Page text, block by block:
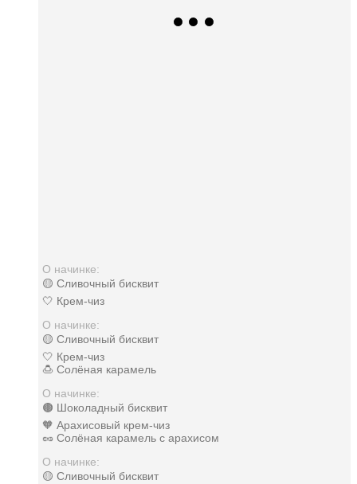
О начинке:
🟡 Сливочный бисквит
🤍 Крем-чиз
О начинке:
🟡 Сливочный бисквит
🤍 Крем-чиз
🍮 Солёная карамель
О начинке:
🟤 Шоколадный бисквит
🧡 Арахисовый крем-чиз
🥜 Солёная карамель с арахисом
О начинке:
🟡 Сливочный бисквит